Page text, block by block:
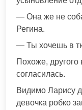
— Она же не
Регина.
— Ты хочешь в
Похоже,
согласилась.
Видимо Ларису
девочка робко